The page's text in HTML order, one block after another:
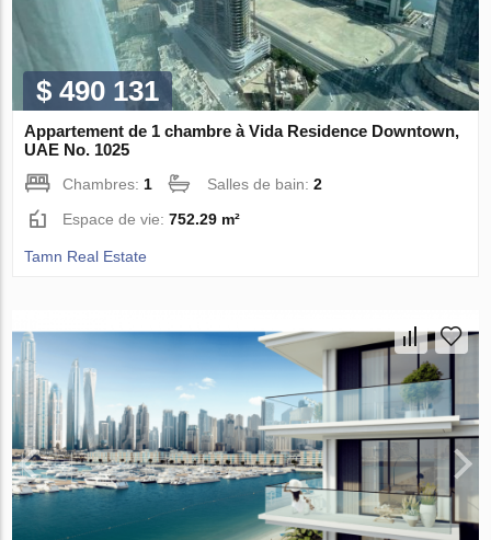
$ 490 131
Appartement de 1 chambre à Vida Residence Downtown,
UAE No. 1025
Chambres: 1 Salles de bain:2
Espace de vie:752.29 m²
Tamn Real Estate